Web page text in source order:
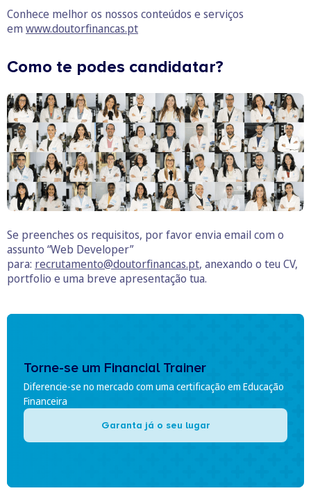
Conhece melhor os nossos conteúdos e serviços
em www.doutorfinancas.pt
Como te podes candidatar?
Se preenches os requisitos, por favor envia email com o
assunto “Web Developer”
para: recrutamento@doutorfinancas.pt, anexando o teu CV,
portfolio e uma breve apresentação tua.
Torne-se um Financial Trainer
Diferencie-se no mercado com uma certificação em Educação
Financeira
Garanta já o seu lugar